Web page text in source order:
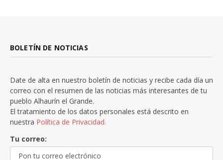
BOLETÍN DE NOTICIAS
Date de alta en nuestro boletín de noticias y recibe cada día un
correo con el resumen de las noticias más interesantes de tu
pueblo Alhaurín el Grande.
El tratamiento de los datos personales está descrito en
nuestra Política de Privacidad.
Tu correo: